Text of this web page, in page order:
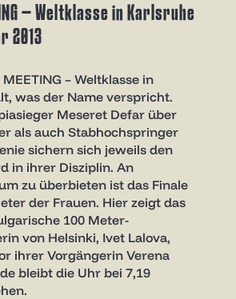
– Weltklasse in Karlsruhe
2013
MEETING – Weltklasse in
was der Name verspricht.
Meseret Defar über
als auch Stabhochspringer
sichern sich jeweils den
in ihrer Disziplin. An
zu überbieten ist das Finale
der Frauen. Hier zeigt das
100 Meter-
von Helsinki, Ivet Lalova,
ihrer Vorgängerin Verena
bleibt die Uhr bei 7,19